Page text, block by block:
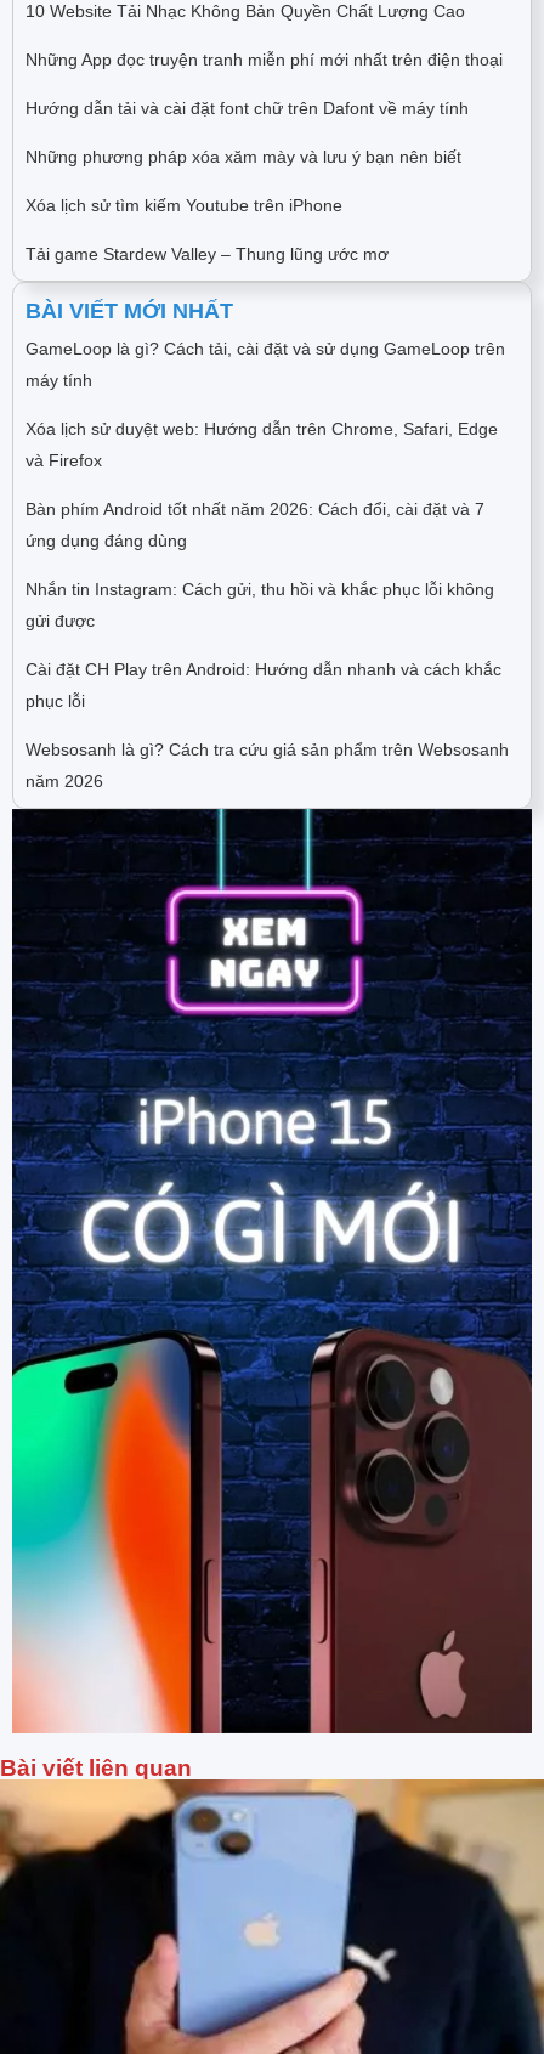
10 Website Tải Nhạc Không Bản Quyền Chất Lượng Cao
Những App đọc truyện tranh miễn phí mới nhất trên điện thoại
Hướng dẫn tải và cài đặt font chữ trên Dafont về máy tính
Những phương pháp xóa xăm mày và lưu ý bạn nên biết
Xóa lịch sử tìm kiếm Youtube trên iPhone
Tải game Stardew Valley – Thung lũng ước mơ
BÀI VIẾT MỚI NHẤT
GameLoop là gì? Cách tải, cài đặt và sử dụng GameLoop trên
máy tính
Xóa lịch sử duyệt web: Hướng dẫn trên Chrome, Safari, Edge
và Firefox
Bàn phím Android tốt nhất năm 2026: Cách đổi, cài đặt và 7
ứng dụng đáng dùng
Nhắn tin Instagram: Cách gửi, thu hồi và khắc phục lỗi không
gửi được
Cài đặt CH Play trên Android: Hướng dẫn nhanh và cách khắc
phục lỗi
Websosanh là gì? Cách tra cứu giá sản phẩm trên Websosanh
năm 2026
Bài viết liên quan